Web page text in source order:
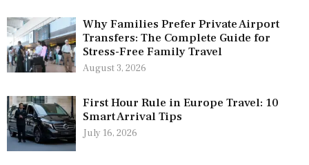
Why Families Prefer Private Airport
Transfers: The Complete Guide for
Stress-Free Family Travel
August 3, 2026
First Hour Rule in Europe Travel: 10
Smart Arrival Tips
July 16, 2026